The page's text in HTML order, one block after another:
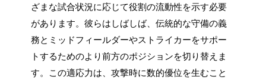
ざまな試合状況に応じて役割の流動性を示す必要
があります。彼らはしばしば、伝統的な守備の義
務とミッドフィールダーやストライカーをサポー
トするためのより前方のポジションを切り替えま
す。この適応力は、攻撃時に数的優位を生むこと